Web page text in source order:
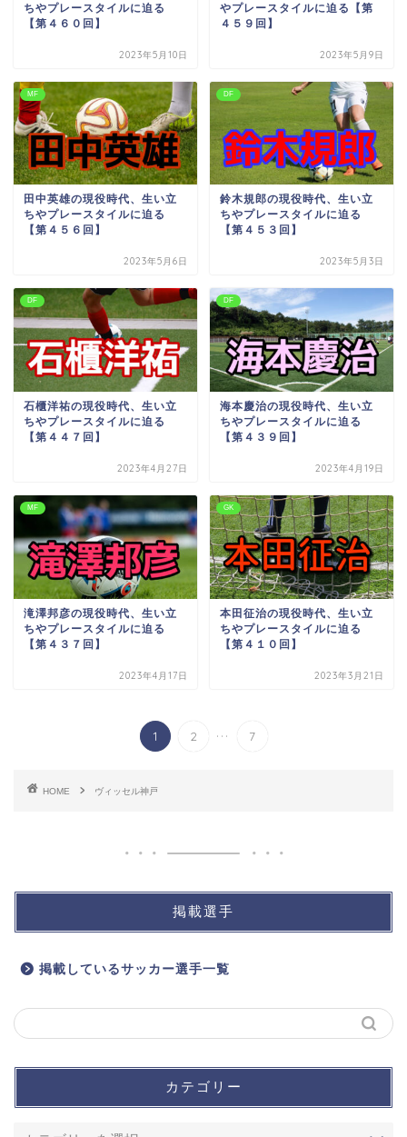
ちやプレースタイルに迫る
【第４６０回】
2023年5月10日
やプレースタイルに迫る【第
４５９回】
2023年5月9日
MF
田中英雄の現役時代、生い立
ちやプレースタイルに迫る
【第４５６回】
2023年5月6日
DF
鈴木規郎の現役時代、生い立
ちやプレースタイルに迫る
【第４５３回】
2023年5月3日
DF
石櫃洋祐の現役時代、生い立
ちやプレースタイルに迫る
【第４４７回】
2023年4月27日
DF
海本慶治の現役時代、生い立
ちやプレースタイルに迫る
【第４３９回】
2023年4月19日
MF
滝澤邦彦の現役時代、生い立
ちやプレースタイルに迫る
【第４３７回】
2023年4月17日
GK
本田征治の現役時代、生い立
ちやプレースタイルに迫る
【第４１０回】
2023年3月21日
1 2 ... 7
HOME ヴィッセル神戸
掲載選手
掲載しているサッカー選手一覧
カテゴリー